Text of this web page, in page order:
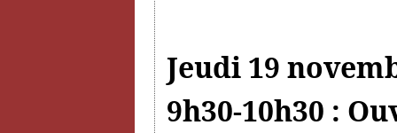
Jeudi 19
9h30-10h30 :